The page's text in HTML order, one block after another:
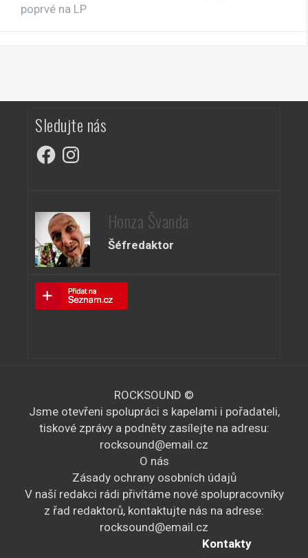
poprvé na LP
Sledujte nás
FacebookInstagram
Honza Švanda
Šéfredaktor
ROCKSOUND ©
Jsme otevřeni spolupráci s kapelami i pořadateli,
tiskové zprávy a podněty zasílejte na adresu:
rocksound@email.cz
O nás
Zásady ochrany osobních údajů
V naší redakci rádi přivítáme nové spolupracovníky
z řad redaktorů, kontaktujte nás na adrese:
rocksound@email.cz
Kontakty